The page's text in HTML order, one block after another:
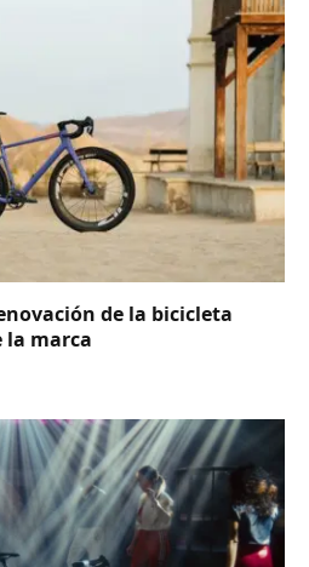
de la bicicleta
la marca